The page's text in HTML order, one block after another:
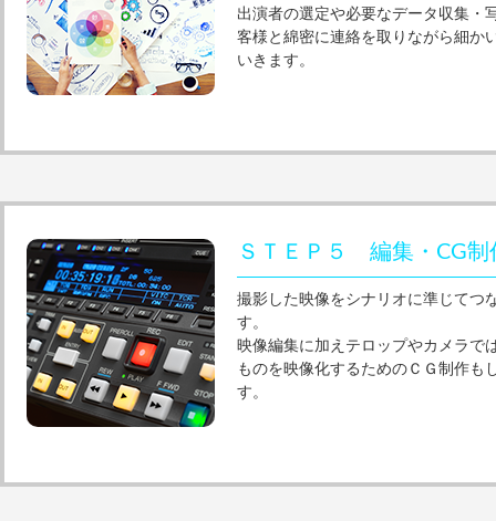
出演者の選定や必要なデータ収集・
客様と綿密に連絡を取りながら細か
いきます。
ＳＴＥＰ５ 編集・CG制
撮影した映像をシナリオに準じてつ
す。
映像編集に加えテロップやカメラで
ものを映像化するためのＣＧ制作も
す。